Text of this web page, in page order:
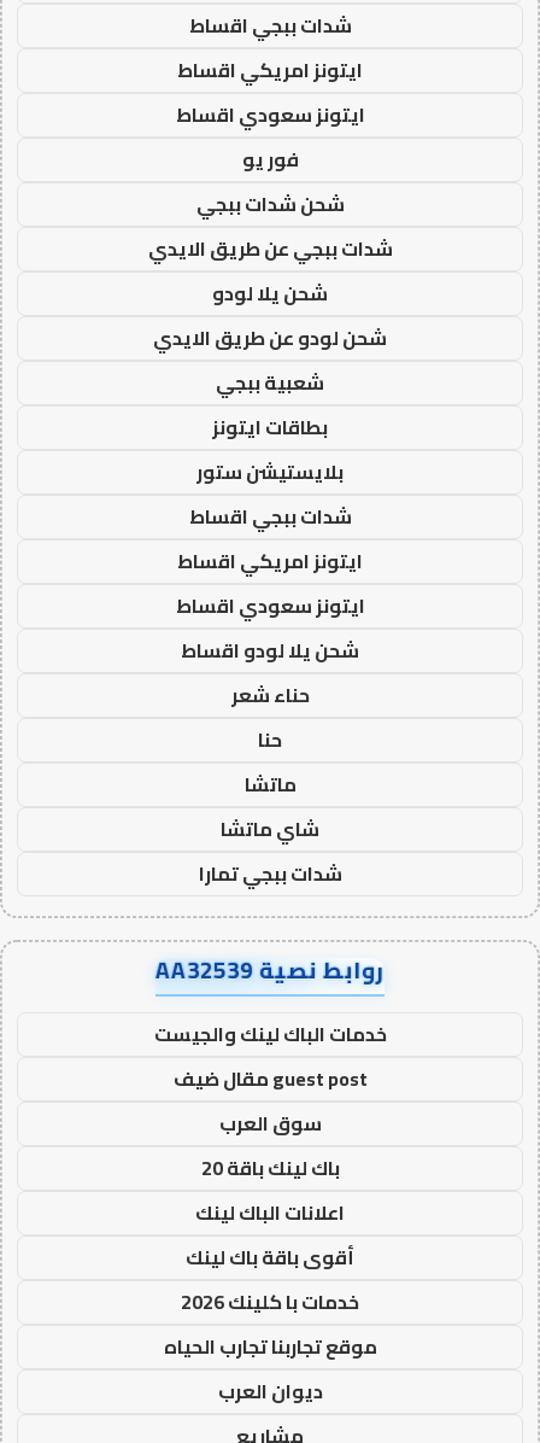
شدات ببجي اقساط
ايتونز امريكي اقساط
ايتونز سعودي اقساط
فور يو
شحن شدات ببجي
شدات ببجي عن طريق الايدي
شحن يلا لودو
شحن لودو عن طريق الايدي
شعبية ببجي
بطاقات ايتونز
بلايستيشن ستور
شدات ببجي اقساط
ايتونز امريكي اقساط
ايتونز سعودي اقساط
شحن يلا لودو اقساط
حناء شعر
حنا
ماتشا
شاي ماتشا
شدات ببجي تمارا
روابط نصية AA32539
خدمات الباك لينك والجيست
guest post مقال ضيف
سوق العرب
باك لينك باقة 20
اعلانات الباك لينك
أقوى باقة باك لينك
خدمات با كلينك 2026
موقع تجاربنا تجارب الحياه
ديوان العرب